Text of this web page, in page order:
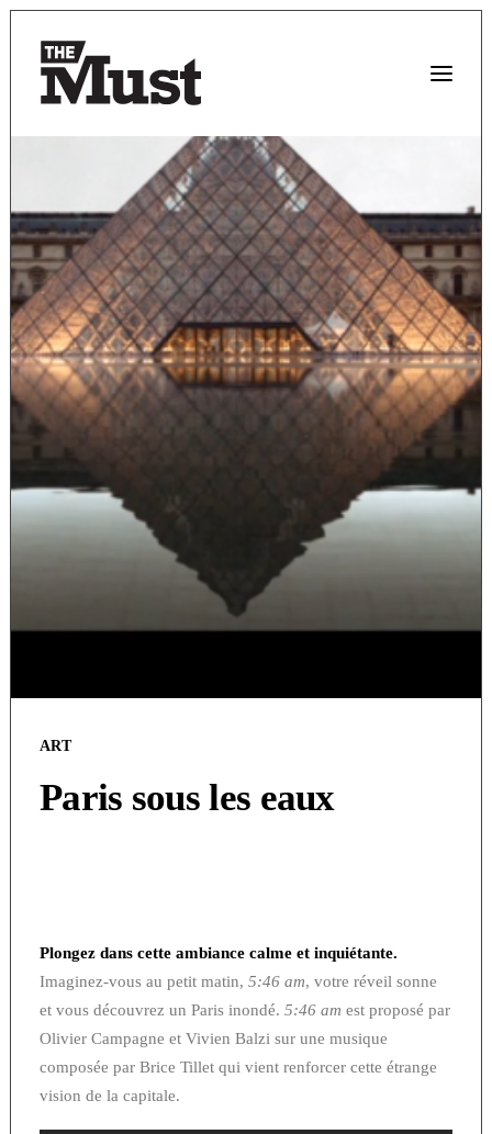
ART
Paris sous les eaux
Plongez dans cette ambiance calme et inquiétante.
Imaginez-vous au petit matin, 5:46 am, votre réveil sonne
et vous découvrez un Paris inondé. 5:46 am est proposé par
Olivier Campagne et Vivien Balzi sur une musique
composée par Brice Tillet qui vient renforcer cette étrange
vision de la capitale.